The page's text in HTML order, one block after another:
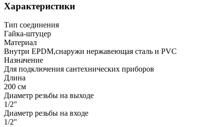
Характеристики
Тип соединения
Гайка-штуцер
Материал
Внутри EPDM,снаружи нержавеющая сталь и PVC
Назначение
Для подключения сантехнических приборов
Длина
200 см
Диаметр резьбы на выходе
1/2"
Диаметр резьбы на входе
1/2"